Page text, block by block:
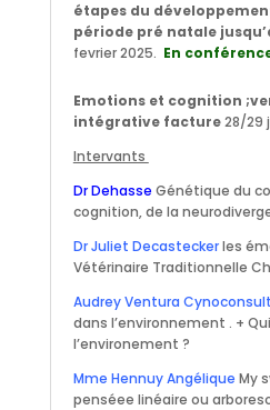
étapes du
période pré natale
fevrier 2025. En
Emotions et cognition
intégrative facture28/29
Intervants
Dr Dehasse Génétique du
cognition, de la
Dr Juliet Decasteckerles
Vétérinaire Traditionnelle
Audrey Ventura Cynoconsult
dans l’environnement . +
l’environement ?
Mme Hennuy Angélique My
penséee linéaire ou